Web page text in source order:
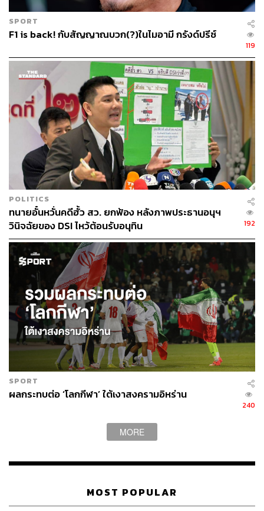
SPORT
F1 is back! กับสัญญาณบวก(?)ในไมอามี กรังด์ปรีซ์
119
POLITICS
ทนายอั๋นหวั่นคดีฮั้ว สว. ยกฟ้อง หลังภาพประธานอนุฯ
วินิจฉัยของ DSI ไหว้ต้อนรับอนุทิน
192
SPORT
ผลกระทบต่อ ‘โลกกีฬา’ ใต้เงาสงครามอิหร่าน
240
MORE
MOST POPULAR